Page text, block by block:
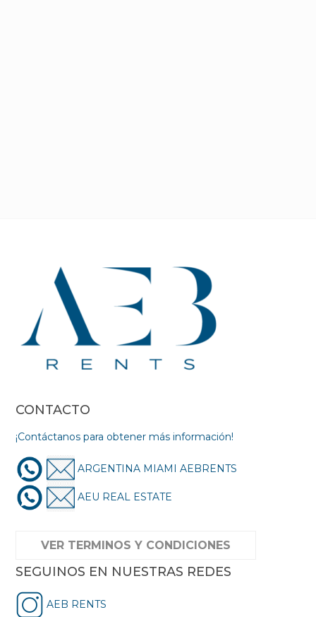
CONTACTO
¡Contáctanos para obtener más información!
ARGENTINA MIAMI AEBRENTS
AEU REAL ESTATE
VER TERMINOS Y CONDICIONES
SEGUINOS EN NUESTRAS REDES
AEB RENTS